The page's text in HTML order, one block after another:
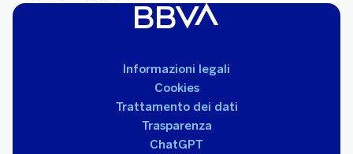
Informazioni legali
Cookies
Trattamento dei dati
Trasparenza
ChatGPT